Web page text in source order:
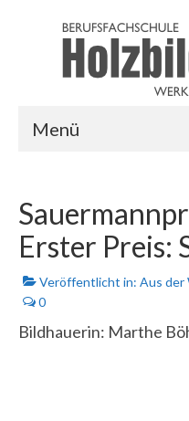
Menü
AUSBILDUNG
LINKS
LOGIN
Erster Preis:
Veröffentlicht in: Aus
0
Bildhauerin: Marthe